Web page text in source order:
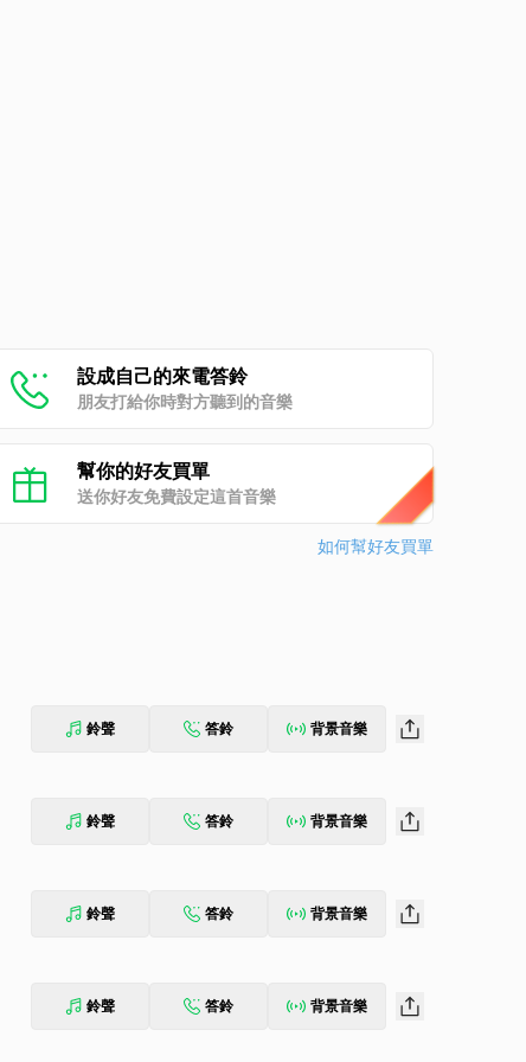
設成自己的來電答鈴
朋友打給你時對方聽到的音樂
幫你的好友買單
送你好友免費設定這首音樂
如何幫好友買單
鈴聲 答鈴 背景音樂
鈴聲 答鈴 背景音樂
鈴聲 答鈴 背景音樂
鈴聲 答鈴 背景音樂